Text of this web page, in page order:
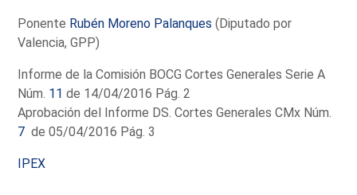
Ponente Rubén Moreno Palanques (Diputado por
Valencia, GPP)
Informe de la Comisión BOCG Cortes Generales Serie A
Núm. 11 de 14/04/2016 Pág. 2
Aprobación del Informe DS. Cortes Generales CMx Núm.
7 de 05/04/2016 Pág. 3
IPEX